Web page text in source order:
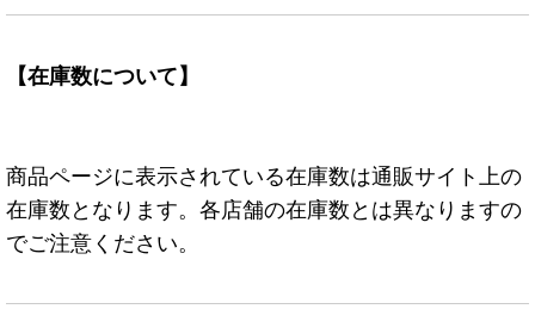
【在庫数について】
商品ページに表示されている在庫数は通販サイト上の
在庫数となります。各店舗の在庫数とは異なりますの
でご注意ください。